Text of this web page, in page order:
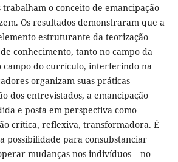
trabalham o conceito de emancipação
Os resultados demonstraram que a
estruturante da teorização
conhecimento, tanto no campo da
campo do currículo, interferindo na
organizam suas práticas
dos entrevistados, a emancipação
e posta em perspectiva como
crítica, reflexiva, transformadora. É
possibilidade para consubstanciar
mudanças nos indivíduos – no